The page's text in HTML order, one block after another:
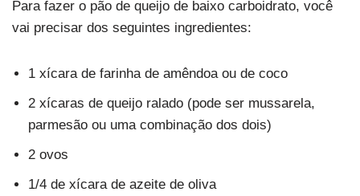
Para fazer o pão de queijo de baixo carboidrato, você
vai precisar dos seguintes ingredientes:
1 xícara de farinha de amêndoa ou de coco
2 xícaras de queijo ralado (pode ser mussarela,
parmesão ou uma combinação dos dois)
2 ovos
1/4 de xícara de azeite de oliva